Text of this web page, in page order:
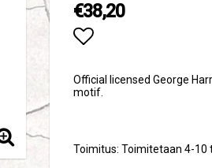
€38,20
Official licensed George
motif.
Toimitus: Toimitetaan 4-10